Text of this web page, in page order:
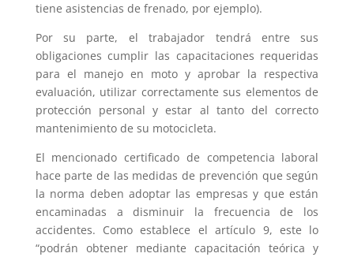
tiene asistencias de frenado, por ejemplo).
Por su parte, el trabajador tendrá entre sus
obligaciones cumplir las capacitaciones requeridas
para el manejo en moto y aprobar la respectiva
evaluación, utilizar correctamente sus elementos de
protección personal y estar al tanto del correcto
mantenimiento de su motocicleta.
El mencionado certificado de competencia laboral
hace parte de las medidas de prevención que según
la norma deben adoptar las empresas y que están
encaminadas a disminuir la frecuencia de los
accidentes. Como establece el artículo 9, este lo
“podrán obtener mediante capacitación teórica y